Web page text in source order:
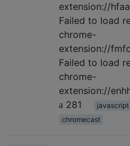
extension://
Failed to load
chrome-
extension://
Failed to load
chrome-
extension://
281
javascript
chromecast